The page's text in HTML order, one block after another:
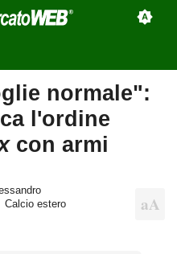
normale":
l'ordine
con armi
Calcio estero